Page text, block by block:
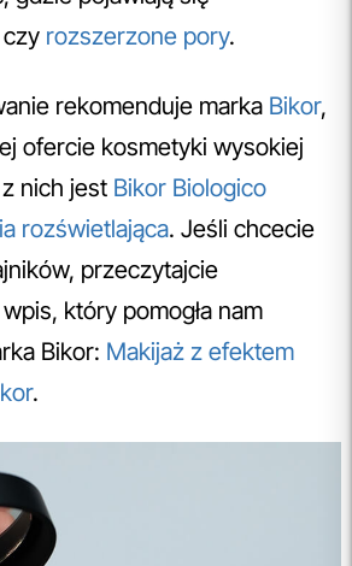
czy rozszerzone pory.
rekomenduje marka Bikor,
ofercie kosmetyki wysokiej
nich jest Bikor Biologico
rozświetlająca. Jeśli chcecie
przeczytajcie
który pomogła nam
Bikor: Makijaż z efektem
.